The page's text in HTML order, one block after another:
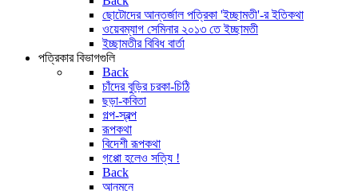
ছোটোদের আন্তর্জাল পত্রিকা 'ইচ্ছামতী'-র ইতিকথা
ওয়েবম্যাগ সেমিনার ২০১৩ তে ইচ্ছামতী
ইচ্ছামতীর বিবিধ বার্তা
পত্রিকার বিভাগগুলি
Back
চাঁদের বুড়ির চরকা-চিঠি
ছড়া-কবিতা
গল্প-স্বল্প
রূপকথা
বিদেশী রূপকথা
গপ্পো হলেও সত্যি !
Back
আনমনে